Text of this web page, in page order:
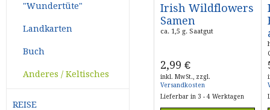
Irish Wildflowers
Samen
ca. 1,5 g. Saatgut
2,99 €
inkl. MwSt., zzgl.
Versandkosten
Lieferbar in 3 - 4 Werktagen
"Wundertüte"
Landkarten
Buch
Anderes / Keltisches
REISE